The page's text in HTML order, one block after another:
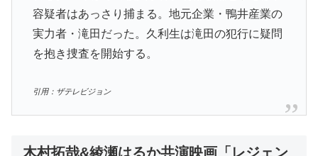
容疑者はあっさり捕まる。地元企業・鴨井産業の
実力者・滝田だった。久利生は滝田の犯行に疑問
を抱き捜査を開始する。
引用：ザテレビジョン
木村拓哉&綾瀬はるか共演映画「レジェン